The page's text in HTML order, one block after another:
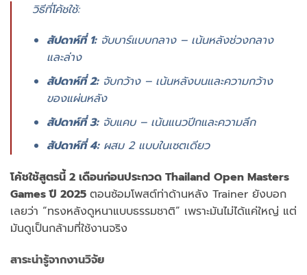
วิธีที่โค้ชใช้:
สัปดาห์ที่ 1:จับบาร์แบบกลาง – เน้นหลังช่วงกลาง
และล่าง
สัปดาห์ที่ 2:จับกว้าง – เน้นหลังบนและความกว้าง
ของแผ่นหลัง
สัปดาห์ที่ 3:จับแคบ – เน้นแนวปีกและความลึก
สัปดาห์ที่ 4:ผสม 2 แบบในเซตเดียว
โค้ชใช้สูตรนี้ 2 เดือนก่อนประกวด Thailand Open Masters
Games ปี 2025 ตอนซ้อมโพสต์ท่าด้านหลัง Trainer ยังบอก
เลยว่า “ทรงหลังดูหนาแบบธรรมชาติ” เพราะมันไม่ได้แค่ใหญ่ แต่
มันดูเป็นกล้ามที่ใช้งานจริง
สาระน่ารู้จากงานวิจัย